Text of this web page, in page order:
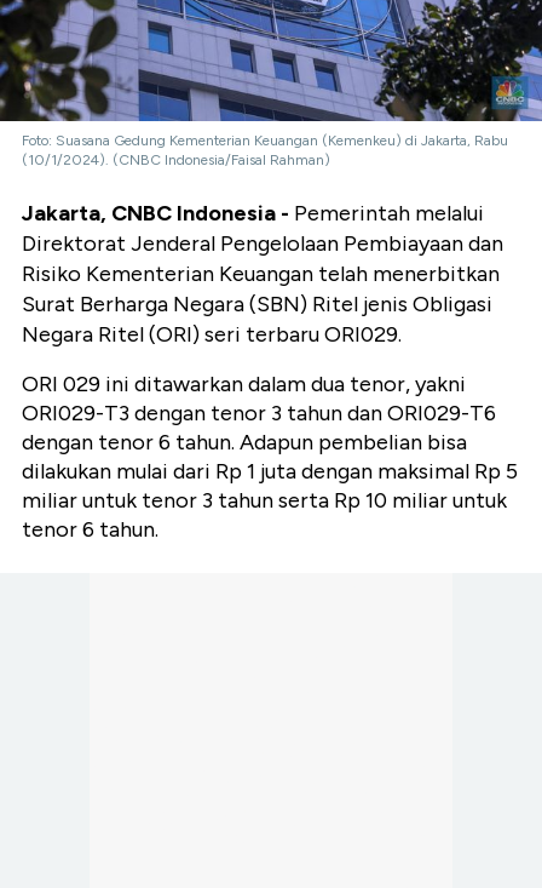
Foto: Suasana Gedung Kementerian Keuangan (Kemenkeu) di Jakarta, Rabu
(10/1/2024). (CNBC Indonesia/Faisal Rahman)
Jakarta, CNBC Indonesia - Pemerintah melalui
Direktorat Jenderal Pengelolaan Pembiayaan dan
Risiko Kementerian Keuangan telah menerbitkan
Surat Berharga Negara (SBN) Ritel jenis Obligasi
Negara Ritel (ORI) seri terbaru ORI029.
ORI 029 ini ditawarkan dalam dua tenor, yakni
ORI029-T3 dengan tenor 3 tahun dan ORI029-T6
dengan tenor 6 tahun. Adapun pembelian bisa
dilakukan mulai dari Rp 1 juta dengan maksimal Rp 5
miliar untuk tenor 3 tahun serta Rp 10 miliar untuk
tenor 6 tahun.